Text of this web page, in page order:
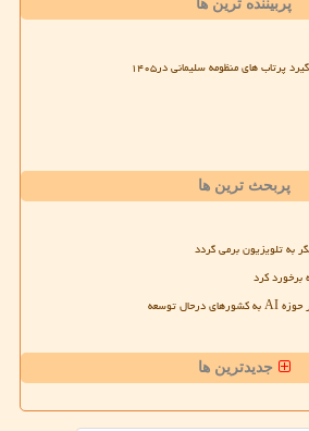
پربیننده ترین ها
پربحث ترین ها
به تلویزیون برمی گردد
جدیدترین ها